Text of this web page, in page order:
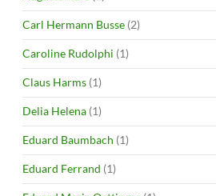
Carl Hermann Busse (2)
Caroline Rudolphi (1)
Claus Harms (1)
Delia Helena (1)
Eduard Baumbach (1)
Eduard Ferrand (1)